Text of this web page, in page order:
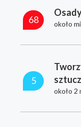
68 około
5
około 2